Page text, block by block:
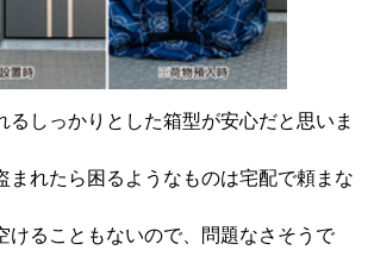
るしっかりとした箱型が安心だと思いま
まれたら困るようなものは宅配で頼まな
けることもないので、問題なさそうで